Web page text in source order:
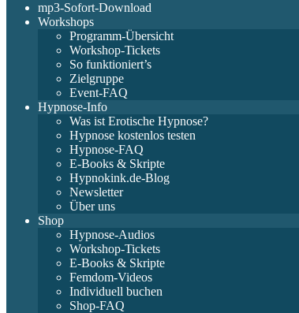
mp3-Sofort-Download
Workshops
Programm-Übersicht
Workshop-Tickets
So funktioniert’s
Zielgruppe
Event-FAQ
Hypnose-Info
Was ist Erotische Hypnose?
Hypnose kostenlos testen
Hypnose-FAQ
E-Books & Skripte
Hypnokink.de-Blog
Newsletter
Über uns
Shop
Hypnose-Audios
Workshop-Tickets
E-Books & Skripte
Femdom-Videos
Individuell buchen
Shop-FAQ